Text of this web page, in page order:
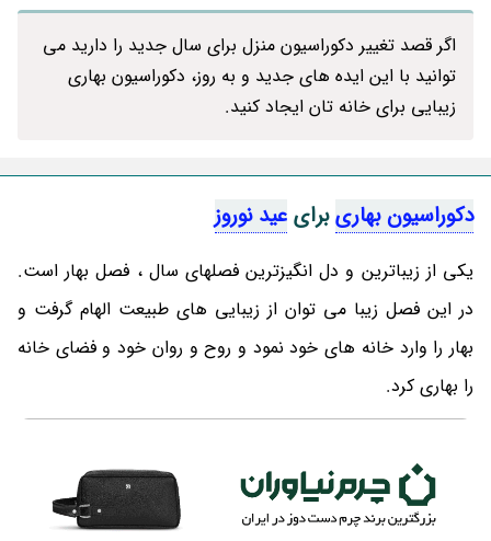
اگر قصد تغییر دکوراسیون منزل برای سال جدید را دارید می
توانید با این ایده های جدید و به روز، دکوراسیون بهاری
زیبایی برای خانه تان ایجاد کنید.
دکوراسیون بهاریبرای عید نوروز
یکی از زیباترین و دل انگیزترین فصلهای سال ، فصل بهار است.
در این فصل زیبا می توان از زیبایی های طبیعت الهام گرفت و
بهار را وارد خانه های خود نمود و روح و روان خود و فضای خانه
را بهاری کرد.